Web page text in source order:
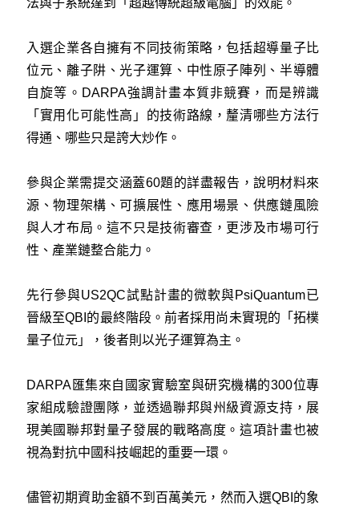
入選企業各自擁有不同技術策略，包括超導量子比
位元、離子阱、光子運算、中性原子陣列、半導體
自旋等。DARPA強調計畫本質非競賽，而是辨識
「實用化可能性高」的技術路線，釐清哪些方法行
得通、哪些只是誇大炒作。
參與企業需提交涵蓋60題的詳盡報告，說明材料來
源、物理架構、可擴展性、應用場景、供應鏈風險
與人才布局。這不只是技術審查，更涉及市場可行
性、產業鏈整合能力。
先行參與US2QC試點計畫的微軟與PsiQuantum已
晉級至QBI的最終階段。前者採用尚未實現的「拓樸
量子位元」，後者則以光子運算為主。
DARPA匯集來自國家實驗室與研究機構的300位專
家組成驗證團隊，並透過聯邦與州級資源支持，展
現美國聯邦對量子發展的戰略高度。這項計畫也被
視為對抗中國科技崛起的重要一環。
儘管初期資助金額不到百萬美元，然而入選QBI的象